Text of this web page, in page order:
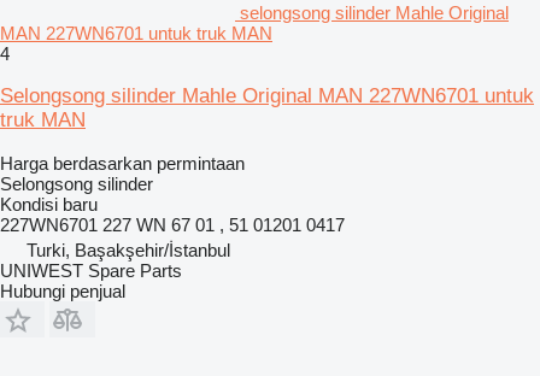
selongsong silinder Mahle Original
MAN 227WN6701 untuk truk MAN
4
Selongsong silinder Mahle Original MAN 227WN6701 untuk
truk MAN
Harga berdasarkan permintaan
Selongsong silinder
Kondisi baru
227WN6701 227 WN 67 01 , 51 01201 0417
Turki, Başakşehir/İstanbul
UNIWEST Spare Parts
Hubungi penjual